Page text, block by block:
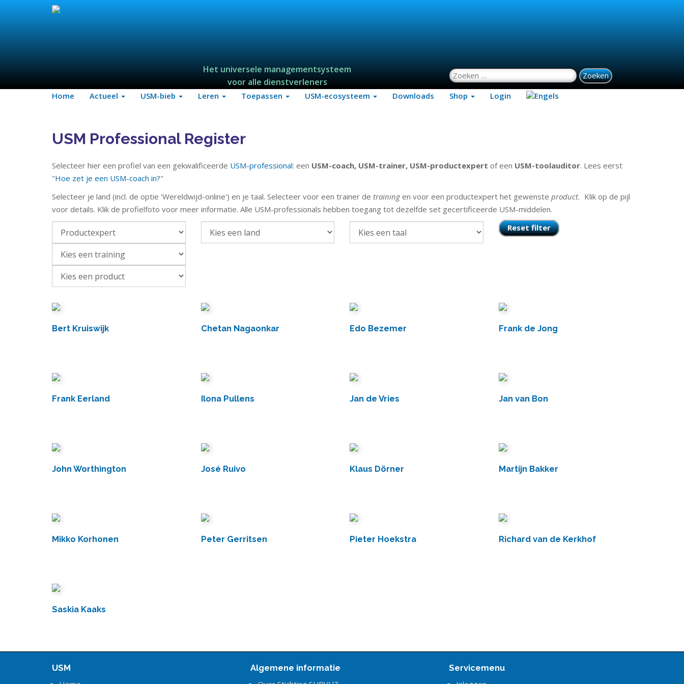
Het universele managementsysteem
voor alle dienstverleners
Zoeken naar:
Home Actueel USM-bieb Leren Toepassen USM-ecosysteem Downloads Shop Login
USM Professional Register
Selecteer hier een profiel van een gekwalificeerde USM-professional: een USM-coach, USM-trainer, USM-productexpert of een USM-toolauditor. Lees eerst
"Hoe zet je een USM-coach in?"
Selecteer je land (incl. de optie 'Wereldwijd-online') en je taal. Selecteer voor een trainer de trainingen voor een productexpert het gewenste product. Klik op de pijl
voor details. Klik de profielfoto voor meer informatie. Alle USM-professionals hebben toegang tot dezelfde set gecertificeerde USM-middelen.
Reset filter
Bert Kruiswijk Chetan Nagaonkar Edo Bezemer Frank de Jong
Frank Eerland Ilona Pullens Jan de Vries Jan van Bon
John Worthington José Ruivo Klaus Dörner Martijn Bakker
Mikko Korhonen Peter Gerritsen Pieter Hoekstra Richard van de Kerkhof
Saskia Kaaks
USM
Algemene informatie
Servicemenu